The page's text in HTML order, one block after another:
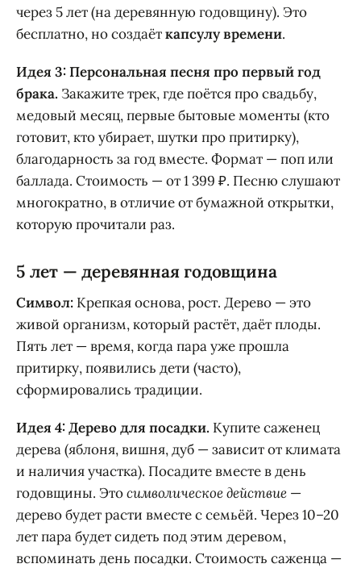
через 5 лет (на деревянную годовщину). Это
бесплатно, но создаёткапсулу времени.
Идея 3: Персональная песня про первый год
брака. Закажите трек, где поётся про свадьбу,
медовый месяц, первые бытовые моменты (кто
готовит, кто убирает, шутки про притирку),
благодарность за год вместе. Формат — поп или
баллада. Стоимость — от 1 399 ₽. Песню слушают
многократно, в отличие от бумажной открытки,
которую прочитали раз.
5 лет — деревянная годовщина
Символ: Крепкая основа, рост. Дерево — это
живой организм, который растёт, даёт плоды.
Пять лет — время, когда пара уже прошла
притирку, появились дети (часто),
сформировались традиции.
Идея 4: Дерево для посадки. Купите саженец
дерева (яблоня, вишня, дуб — зависит от климата
и наличия участка). Посадите вместе в день
годовщины. Этосимволическое действие —
дерево будет расти вместе с семьёй. Через 10–20
лет пара будет сидеть под этим деревом,
вспоминать день посадки. Стоимость саженца —